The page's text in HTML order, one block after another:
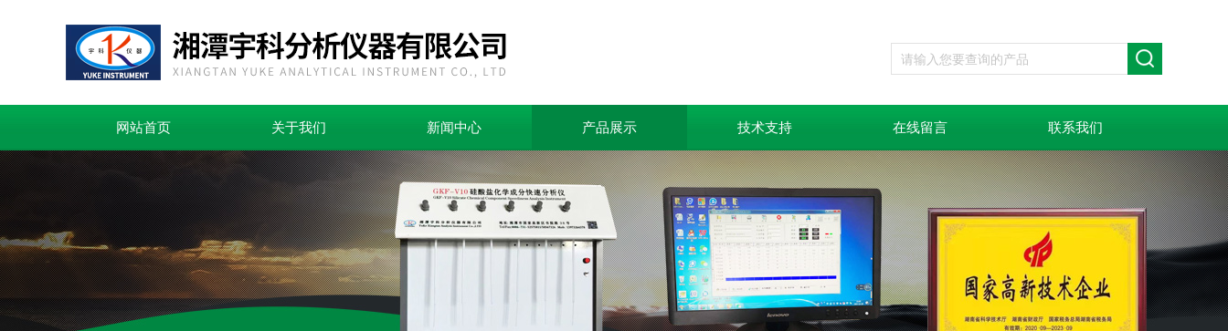
网站首页 关于我们 新闻中心 产品展示 技术支持 在线留言 联系我们